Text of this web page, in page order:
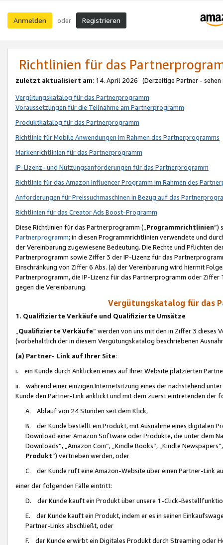
Anmelden oder Registrieren
Richtlinien für das
zuletzt aktualisiert am: 14. April 2026 (Derzeitige Partner - sehen
Vergütungskatalog für das Partnerprogramm
Voraussetzungen für die Teilnahme am Partnerprogramm
Produktkatalog für das Partnerprogramm
Richtlinie für Mobile Anwendungen im Rahmen des Partnerprogramms
Markenrichtlinien für das Partnerprogramm
IP-Lizenz- und Nutzungsanforderungen für das Partnerprogramm
Richtlinie für das Amazon Influencer Programm im Rahmen des
Anforderungen für Preissuchmaschinen in Bezug auf das
Richtlinien für das Creator Ads Boost-Programm
Diese Richtlinien für das Partnerprogramm („Programmrichtlinien“)
Partnerprogramm; in diesen Programmrichtlinien verwendete und
der Vereinbarung zugewiesene Bedeutung. Die Rechte und Pflichten
Partnerprogramm sowie Ziffer 3 der IP-Lizenz für das
Einschränkung von Ziffer 6 Abs. (a) der Vereinbarung wird hiermit
Partnerprogramm, die IP-Lizenz für das Partnerprogramm oder
gegen die Vereinbarung.
Vergütungskatalog für das
1. Qualifizierte Verkäufe und Qualifizierte Umsätze
Qualifizierte Verkäufe“ werden von uns mit den in Ziffer 3
(vorbehaltlich der in diesem Vergütungskatalog beschriebenen
(a) Partner- Link auf Ihrer Site:
i. ein Kunde durch Anklicken eines auf Ihrer Website platzierten
ii. während einer einzigen Internetsitzung eines der nachstehend
Kunde den Partner-Link anklickt und mit dem zuerst eintretenden der
A. Ablauf von 24 Stunden seit dem Klick,
B. der Kunde bestellt ein Produkt, mit Ausnahme eines digitalen
Download einer Amazon Software oder Produkte, die unter dem
Downloads“, „Amazon Coin“, „Kindle Books“, „Kindle
Produkt“) vertrieben werden, oder
C. der Kunde ruft eine Amazon-Website über einen Partner-Link
einer der folgenden Fälle eintritt:
D. der Kunde kauft ein Produkt über unsere 1-Click-
E. der Kunde kauft ein Produkt, indem er es in seinen
Partner-Links abschließt, oder
F. der Kunde erwirbt ein Digitales Produkt durch Streaming oder